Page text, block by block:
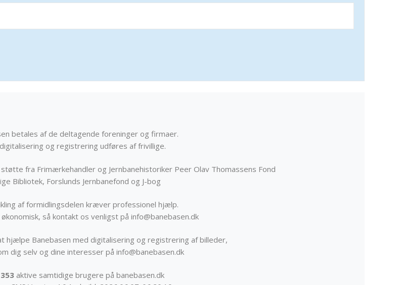
betales af de deltagende foreninger og firmaer.
og registrering udføres af frivillige.
fra Frimærkehandler og Jernbanehistoriker Peer Olav Thomassens Fond
Bibliotek, Forslunds Jernbanefond og J-bog
af formidlingsdelen kræver professionel hjælp.
så kontakt os venligst på info@banebasen.dk
hjælpe Banebasen med digitalisering og registrering af billeder,
dig selv og dine interesser på info@banebasen.dk
353 aktive samtidige brugere på banebasen.dk